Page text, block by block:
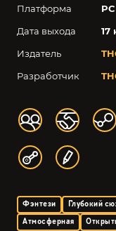
Платформа
PC
Дата выхода
17
Издатель
Разработчик
Фэнтези Глубокий
Атмосферная